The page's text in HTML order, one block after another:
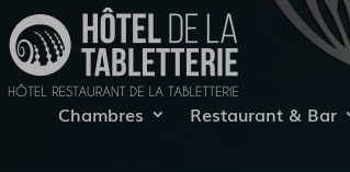
Chambres Restaurant & Bar